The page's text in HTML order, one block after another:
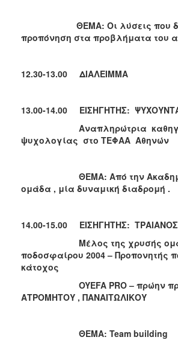
ΘΕΜΑ: Οι λύσεις που
προπόνηση στα προβλήματα του
12.30-13.00 ΔΙΑΛΕΙΜΜΑ
13.00-14.00 ΕΙΣΗΓΗΤΗΣ:
Αναπληρώτρια
ψυχολογίας στο ΤΕΦΑΑ Αθηνών
ΘΕΜΑ: Από την
ομάδα , μία δυναμική διαδρομή .
14.00-15.00 ΕΙΣΗΓΗΤΗΣ:
Μέλος της χρυσής
ποδοσφαίρου 2004 – Προπονητής
κάτοχος
OYEFA PRO– πρώην
ΑΤΡΟΜΗΤΟΥ , ΠΑΝΑΙΤΩΛΙΚΟΥ
ΘΕΜΑ: Team building